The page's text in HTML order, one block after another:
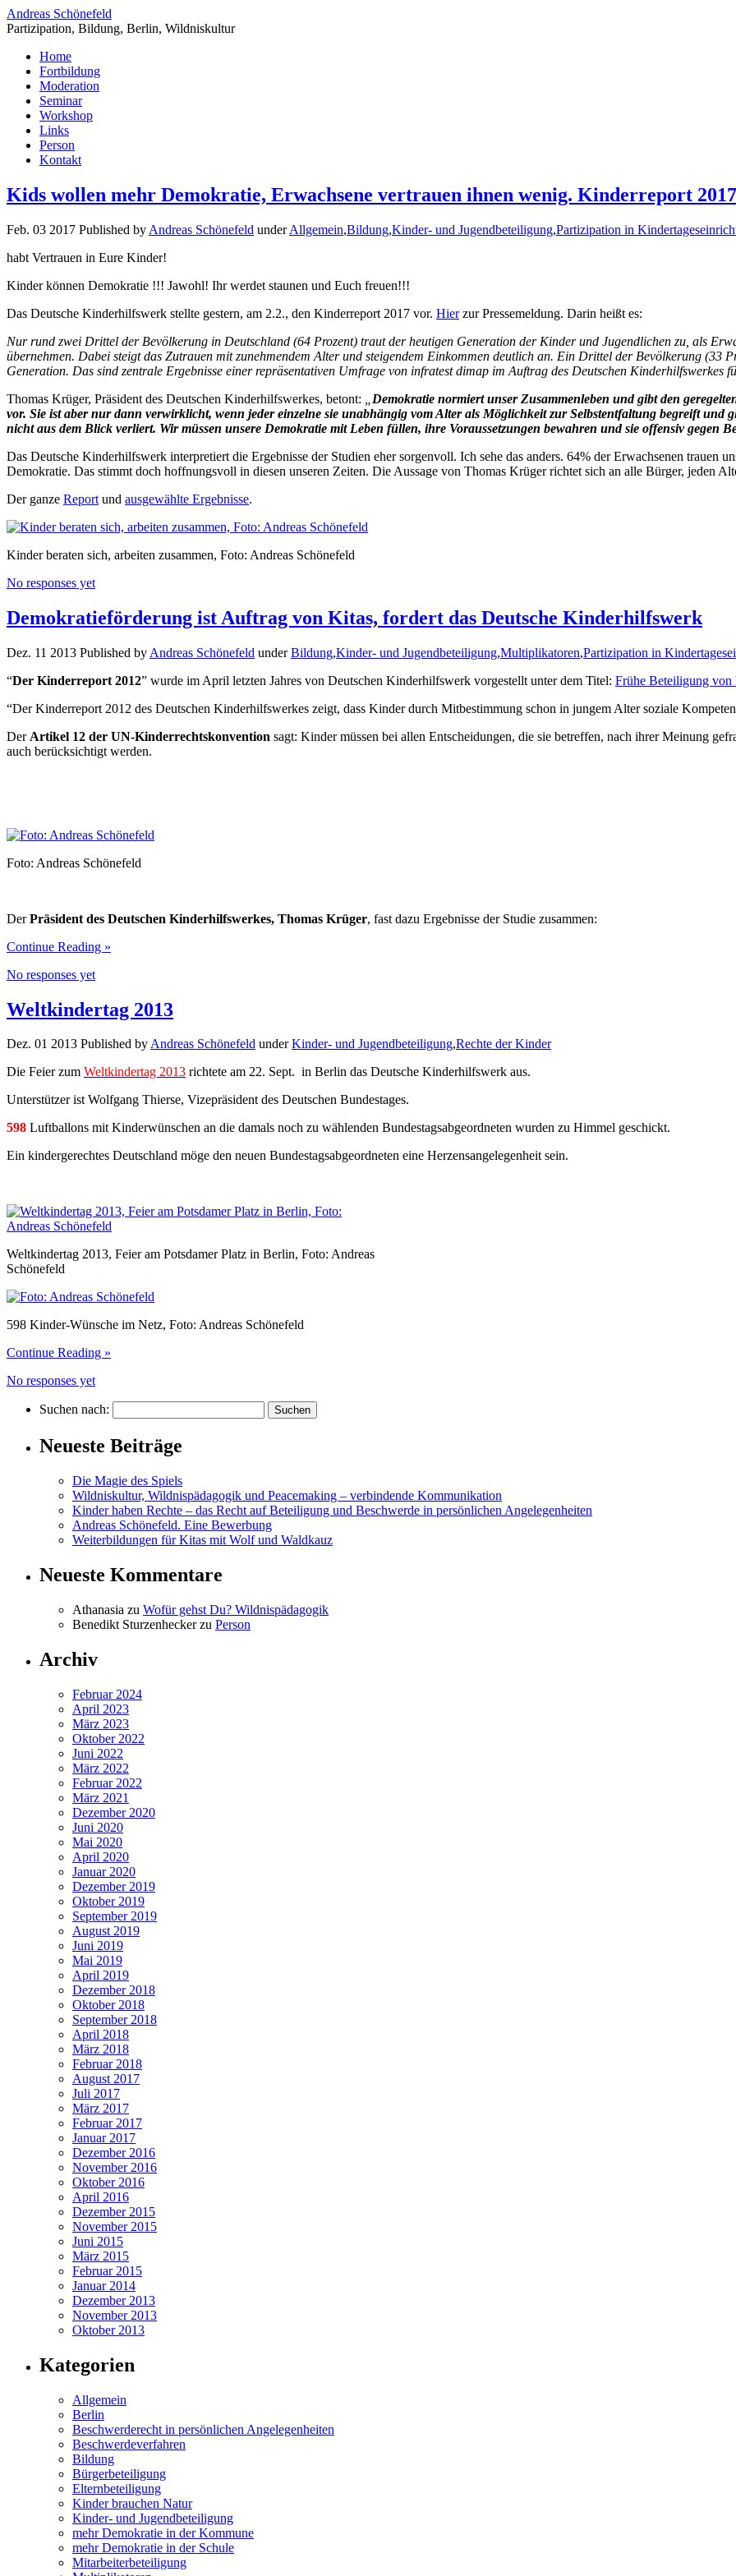
Andreas Schönefeld
Partizipation, Bildung, Berlin, Wildniskultur
Home
Fortbildung
Moderation
Seminar
Workshop
Links
Person
Kontakt
Kids wollen mehr Demokratie, Erwachsene vertrauen ihnen wenig. Kinderreport 2017
Feb. 03 2017 Published by Andreas Schönefeld underAllgemein,Bildung,Kinder- und Jugendbeteiligung,Partizipation in
habt Vertrauen in Eure Kinder!
Kinder können Demokratie !!! Jawohl! Ihr werdet staunen und Euch freuen!!!
Das Deutsche Kinderhilfswerk stellte gestern, am 2.2., den Kinderreport 2017 vor. Hierzur Pressemeldung. Darin heißt es:
Nur rund zwei Drittel der Bevölkerung in Deutschland (64 Prozent) traut der heutigen Generation der Kinder und Jugendlichen zu, als
übernehmen. Dabei steigt das Zutrauen mit zunehmendem Alter und steigendem Einkommen deutlich an. Ein Drittel der Bevölkerung (33
Generation. Das sind zentrale Ergebnisse einer repräsentativen Umfrage von infratest dimap im Auftrag des Deutschen Kinderhilfswerkes
Thomas Krüger, Präsident des Deutschen Kinderhilfswerkes, betont:
Demokratie normiert unser Zusammenleben und gibt den
vor. Sie ist aber nur dann verwirklicht, wenn jeder einzelne sie unabhängig vom Alter als Möglichkeit zur Selbstentfaltung begreift und
nicht aus dem Blick verliert. Wir müssen unsere Demokratie mit Leben füllen, ihre Voraussetzungen bewahren und sie offensiv gegen
Das Deutsche Kinderhilfswerk interpretiert die Ergebnisse der Studien eher sorgenvoll. Ich sehe das anders. 64% der Erwachsenen trauen
Demokratie. Das stimmt doch hoffnungsvoll in diesen unseren Zeiten. Die Aussage von Thomas Krüger richtet sich an alle Bürger, jeden
Der ganze Report und ausgewählte Ergebnisse.
Kinder beraten sich, arbeiten zusammen, Foto: Andreas Schönefeld
No responses yet
Demokratieförderung ist Auftrag von Kitas, fordert das Deutsche Kinderhilfswerk
Dez. 11 2013 Published by Andreas Schönefeld underBildung,Kinder- und Jugendbeteiligung,Multiplikatoren,Partizipation in
“Der Kinderreport 2012” wurde im April letzten Jahres von Deutschen Kinderhilfswerk vorgestellt unter dem Titel: Frühe Beteiligung
“Der Kinderreport 2012 des Deutschen Kinderhilfswerkes zeigt, dass Kinder durch Mitbestimmung schon in jungem Alter soziale
Der Artikel 12 der UN-Kinderrechtskonvention sagt: Kinder müssen bei allen Entscheidungen, die sie betreffen, nach ihrer Meinung
auch berücksichtigt werden.
Foto: Andreas Schönefeld
DerPräsident des Deutschen Kinderhilfswerkes, Thomas Krüger, fast dazu Ergebnisse der Studie zusammen:
Continue Reading »
No responses yet
Weltkindertag 2013
Dez. 01 2013 Published byAndreas Schönefeld underKinder- und Jugendbeteiligung,Rechte der Kinder
Die Feier zum Weltkindertag 2013 richtete am 22. Sept. in Berlin das Deutsche Kinderhilfswerk aus.
Unterstützer ist Wolfgang Thierse, Vizepräsident des Deutschen Bundestages.
598 Luftballons mit Kinderwünschen an die damals noch zu wählenden Bundestagsabgeordneten wurden zu Himmel geschickt.
Ein kindergerechtes Deutschland möge den neuen Bundestagsabgeordneten eine Herzensangelegenheit sein.
Weltkindertag 2013, Feier am Potsdamer Platz in Berlin, Foto: Andreas
Schönefeld
598 Kinder-Wünsche im Netz, Foto: Andreas Schönefeld
Continue Reading »
No responses yet
Suchen nach:
Neueste Beiträge
Die Magie des Spiels
Wildniskultur, Wildnispädagogik und Peacemaking – verbindende Kommunikation
Kinder haben Rechte – das Recht auf Beteiligung und Beschwerde in persönlichen Angelegenheiten
Andreas Schönefeld. Eine Bewerbung
Weiterbildungen für Kitas mit Wolf und Waldkauz
Neueste Kommentare
Athanasia zu Wofür gehst Du? Wildnispädagogik
Benedikt Sturzenheckerzu Person
Archiv
Februar 2024
April 2023
März 2023
Oktober 2022
Juni 2022
März 2022
Februar 2022
März 2021
Dezember 2020
Juni 2020
Mai 2020
April 2020
Januar 2020
Dezember 2019
Oktober 2019
September 2019
August 2019
Juni 2019
Mai 2019
April 2019
Dezember 2018
Oktober 2018
September 2018
April 2018
März 2018
Februar 2018
August 2017
Juli 2017
März 2017
Februar 2017
Januar 2017
Dezember 2016
November 2016
Oktober 2016
April 2016
Dezember 2015
November 2015
Juni 2015
März 2015
Februar 2015
Januar 2014
Dezember 2013
November 2013
Oktober 2013
Kategorien
Allgemein
Berlin
Beschwerderecht in persönlichen Angelegenheiten
Beschwerdeverfahren
Bildung
Bürgerbeteiligung
Elternbeteiligung
Kinder brauchen Natur
Kinder- und Jugendbeteiligung
mehr Demokratie in der Kommune
mehr Demokratie in der Schule
Mitarbeiterbeteiligung